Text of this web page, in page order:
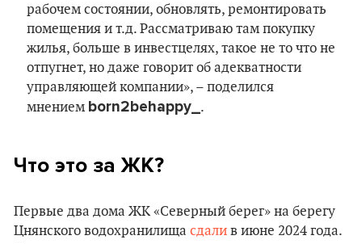
рабочем состоянии, обновлять, ремонтировать
помещения и т.д. Рассматриваю там покупку
жилья, больше в инвестцелях, такое не то что не
отпугнет, но даже говорит об адекватности
управляющей компании», – поделился
мнением born2behappy_ .
Что это за ЖК?
Первые два дома ЖК «Северный берег» на берегу
Цнянского водохранилища сдали в июне 2024 года.